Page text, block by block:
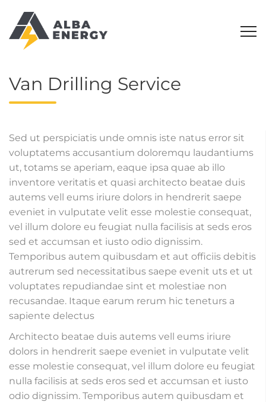
Van Drilling Service
Sed ut perspiciatis unde omnis iste natus error sit
voluptatems accusantium doloremqu laudantiums
ut, totams se aperiam, eaque ipsa quae ab illo
inventore veritatis et quasi architecto beatae duis
autems vell eums iriure dolors in hendrerit saepe
eveniet in vulputate velit esse molestie consequat,
vel illum dolore eu feugiat nulla facilisis at seds eros
sed et accumsan et iusto odio dignissim.
Temporibus autem quibusdam et aut officiis debitis
autrerum sed necessitatibus saepe evenit uts et ut
voluptates repudiandae sint et molestiae non
recusandae. Itaque earum rerum hic teneturs a
sapiente delectus
Architecto beatae duis autems vell eums iriure
dolors in hendrerit saepe eveniet in vulputate velit
esse molestie consequat, vel illum dolore eu feugiat
nulla facilisis at seds eros sed et accumsan et iusto
odio dignissim. Temporibus autem quibusdam et